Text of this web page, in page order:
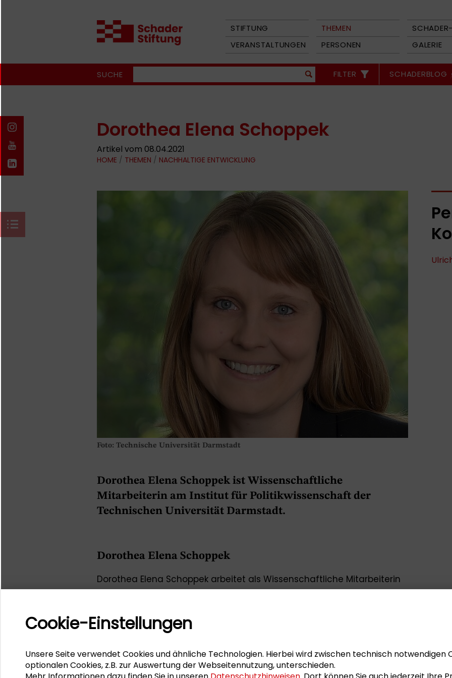
STIFTUNG THEMEN
VERANSTALTUNGEN
PERSONEN GALERIE
SUCHE FILTER SCHADERBLOG
Dorothea Elena Schoppek
Artikel vom 08.04.2021
HOME / THEMEN / NACHHALTIGE ENTWICKLUNG
Foto: Technische Universität Darmstadt
Dorothea Elena Schoppek ist Wissenschaftliche
Mitarbeiterin am Institut für Politikwissenschaft der
Technischen Universität Darmstadt.
Dorothea Elena Schoppek
Dorothea Elena Schoppek arbeitet als Wissenschaftliche Mitarbeiterin
am Institut für Politikwissenschaft der Technische Universität
Politikwissenschaft, Philosophie, Politische Theorie und Human Rights in
Bamberg, Frankfurt und London. Ihre Schwerpunkte liegen in den
(neo-)gramscianischen Theorieansätzen.
Am 19. März 2021 war sie Kooperationspartnerin und Moderatorin der
Cookie-Einstellungen
Unsere Seite verwendet Cookies und ähnliche Technologien. Hierbei wird zwischen technisch
optionalen Cookies, z.B. zur Auswertung der Webseitennutzung, unterschieden.